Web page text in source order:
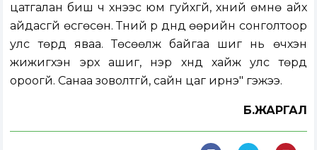
цатгалан биш ч хүнээс юм гуйхгүй, хүний өмнө айх
айдасгүй өсгөсөн. Түүний үр дүнд өөрийн сонголтоор
улс төрд яваа. Төсөөлж байгаа шиг нь өчүүхэн
жижигхэн эрх ашиг, нэр хүнд хайж улс төрд
ороогүй. Санаа зоволтгүй, сайн цаг ирнэ" гэжээ.
Б.ЖАРГАЛ